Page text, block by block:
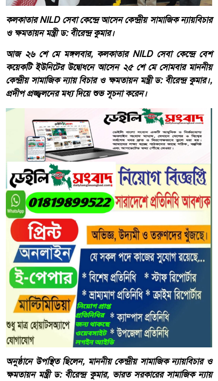
কলকাতার NILD সেবা কেন্দ্রে আসেন কেন্দ্রীয় সামাজিক ন্যায়বিচার
ও ক্ষমতায়ন মন্ত্রী ড: বীরেন্দ্র কুমার।
আজ ২৬ শে মে মঙ্গলবার, কলকাতার NILD সেবা কেন্দ্রে বেশ
কয়েকটি ইউনিটের উদ্বোধনে আসেন ২৫ শে মে সোমবার মাননীয়
কেন্দ্রীয় সামাজিক ন্যায় বিচার ও ক্ষমতায়ন মন্ত্রী ড: বীরেন্দ্র কুমার।,
প্রদীপ প্রজ্জ্বলনের মধ্য দিয়ে শুভ সূচনা করেন।
অনুষ্ঠানে উপস্থিত ছিলেন, মাননীয় কেন্দ্রীয় সামাজিক ন্যায়বিচার ও
ক্ষমতায়ন মন্ত্রী ড: বীরেন্দ্র কুমার, ভারত সরকারের সামাজিক ন্যায়